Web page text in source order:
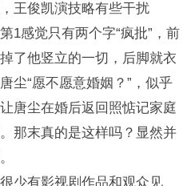
王俊凯演技略有些干扰
1感觉只有两个字“疯批”，前
了他竖立的一切，后脚就衣
尘“愿不愿意婚姻？”，似乎
唐尘在婚后返回照惦记家庭
那末真的是这样吗？显然并
少有影视剧作品和观众见